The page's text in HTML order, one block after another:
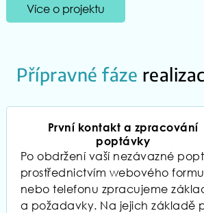
Více o projektu
Přípravné fáze
První kontakt a zpracování
poptávky
Po obdržení vaší nezávazné
prostřednictvím webového
nebo telefonu zpracujeme
a požadavky. Na jejich základě